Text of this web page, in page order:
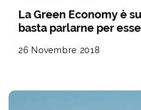
La Green Economy è
basta parlarne per
26 Novembre 2018